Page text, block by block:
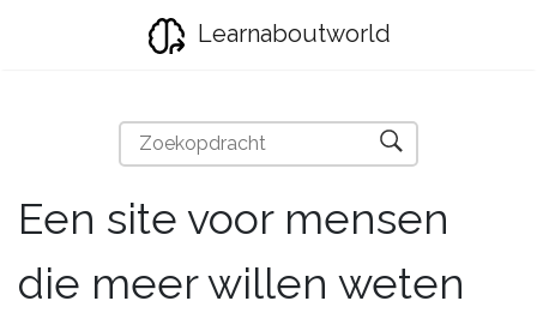
Learnaboutworld
Een site voor mensen
die meer willen weten